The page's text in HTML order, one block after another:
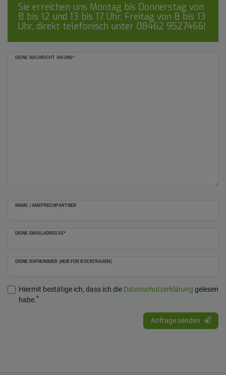
Sie erreichen uns Montag bis Donnerstag von
8 bis 12 und 13 bis 17 Uhr, Freitag von 8 bis 13
Uhr, direkt telefonisch unter 08462 9527466!
DEINE NACHRICHT AN UNS*
NAME / ANSPRECHPARTNER
DEINE EMAILADRESSE*
DEINE RUFNUMMER (NUR FÜR RÜCKFRAGEN)
Hiermit bestätige ich, dass ich die Daten­schutz­erklärung gelesen
habe.*
Ceres::Template.mailFormHoneypotLabel
Anfrage senden